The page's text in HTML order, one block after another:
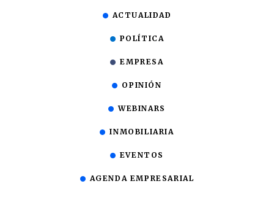
ACTUALIDAD
POLÍTICA
EMPRESA
OPINIÓN
WEBINARS
INMOBILIARIA
EVENTOS
AGENDA EMPRESARIAL